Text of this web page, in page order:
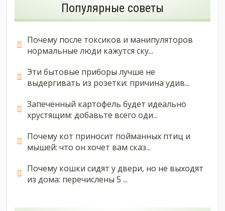
Популярные советы
Почему после токсиков и манипуляторов
нормальные люди кажутся ску...
Эти бытовые приборы лучше не
выдергивать из розетки: причина удив...
Запеченный картофель будет идеально
хрустящим: добавьте всего оди...
Почему кот приносит пойманных птиц и
мышей: что он хочет вам сказ...
Почему кошки сидят у двери, но не выходят
из дома: перечислены 5 ...